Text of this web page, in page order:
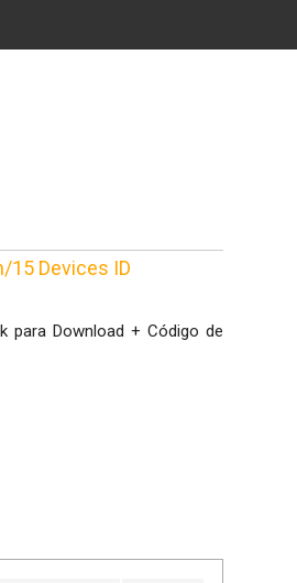
15 Devices ID
para Download + Código de